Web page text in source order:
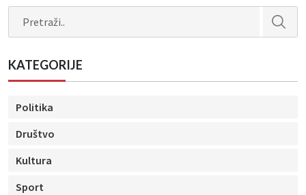
KATEGORIJE
Politika
Društvo
Kultura
Sport